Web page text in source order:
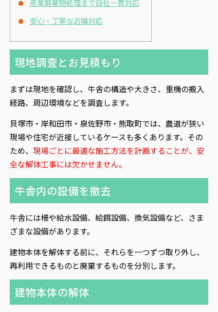
産業廃棄物処理まで自社一貫対応
安心・丁寧な近隣対応
現地調査とお見積もり
まずは現地を確認し、牛舎の構造や大きさ、重機の搬入
経路、周辺環境などを調査します。
貝塚市・岸和田市・泉佐野市・熊取町では、農道が狭い
現場や住宅が近接しているケースも多くあります。その
ため、 現場ごとに最適な施工方法を計画することが、安
全な解体工事には欠かせません。
牛舎内の設備を撤去
牛舎には柵や給水設備、給餌設備、換気設備など、さま
ざまな設備があります。
建物本体を解体する前に、それらを一つずつ取り外し、
再利用できるものと廃棄するものを分別します。
建物本体の解体